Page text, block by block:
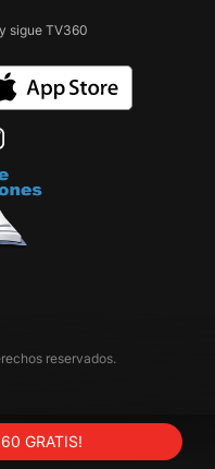
sigue TV360
reservados.
GRATIS!